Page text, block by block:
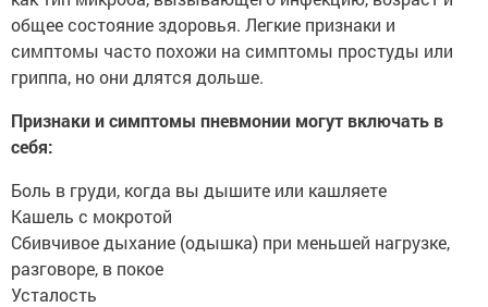
общее состояние здоровья. Легкие признаки и
симптомы часто похожи на симптомы простуды или
гриппа, но они длятся дольше.
Признаки и симптомы пневмонии могут включать в
себя:
Боль в груди, когда вы дышите или кашляете
Кашель с мокротой
Сбивчивое дыхание (одышка) при меньшей нагрузке,
разговоре, в покое
Усталость